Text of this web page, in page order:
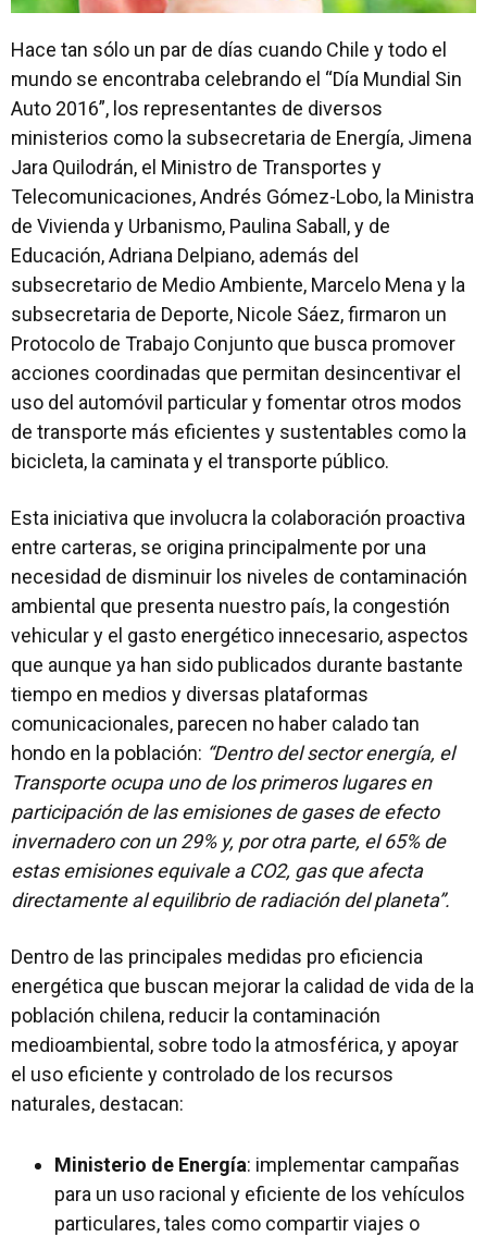
Hace tan sólo un par de días cuando Chile y todo el
mundo se encontraba celebrando el “Día Mundial Sin
Auto 2016”, los representantes de diversos
ministerios como la subsecretaria de Energía, Jimena
Jara Quilodrán, el Ministro de Transportes y
Telecomunicaciones, Andrés Gómez-Lobo, la Ministra
de Vivienda y Urbanismo, Paulina Saball, y de
Educación, Adriana Delpiano, además del
subsecretario de Medio Ambiente, Marcelo Mena y la
subsecretaria de Deporte, Nicole Sáez, firmaron un
Protocolo de Trabajo Conjunto que busca promover
acciones coordinadas que permitan desincentivar el
uso del automóvil particular y fomentar otros modos
de transporte más eficientes y sustentables como la
bicicleta, la caminata y el transporte público.
Esta iniciativa que involucra la colaboración proactiva
entre carteras, se origina principalmente por una
necesidad de disminuir los niveles de contaminación
ambiental que presenta nuestro país, la congestión
vehicular y el gasto energético innecesario, aspectos
que aunque ya han sido publicados durante bastante
tiempo en medios y diversas plataformas
comunicacionales, parecen no haber calado tan
hondo en la población: “Dentro del sector energía, el
Transporteocupa uno de los primeros lugares en
participación de las emisiones de gases de efecto
invernadero con un29%y, por otra parte, el65%de
estas emisiones equivale a CO2, gas que afecta
directamente al equilibrio de radiación del planeta”.
Dentro de las principales medidas pro eficiencia
energética que buscan mejorar la calidad de vida de la
población chilena, reducir la contaminación
medioambiental, sobre todo la atmosférica, y apoyar
el uso eficiente y controlado de los recursos
naturales, destacan:
Ministerio de Energía: implementar campañas
para un uso racional y eficiente de los vehículos
particulares, tales como compartir viajes o